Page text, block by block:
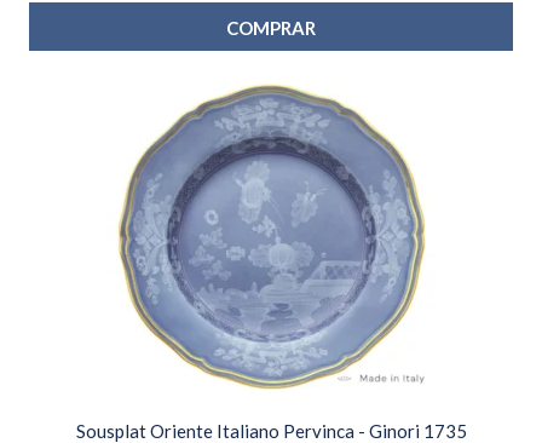
COMPRAR
Sousplat Oriente Italiano Pervinca - Ginori 1735